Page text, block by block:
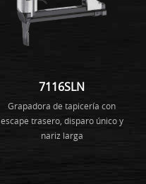
7116SLN
Grapadora de tapicería con
escape trasero, disparo único y
nariz larga